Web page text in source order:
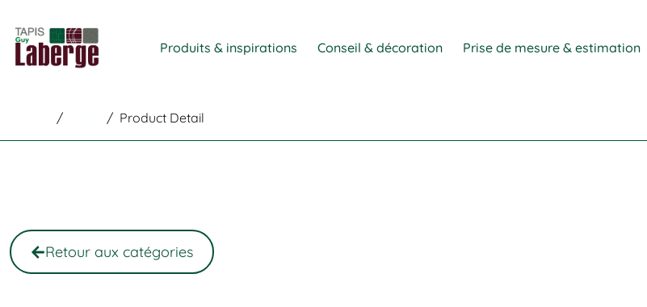
Produits & inspirations Conseil & décoration Prise de mesure & estimation
/ / Product Detail
Retour aux catégories